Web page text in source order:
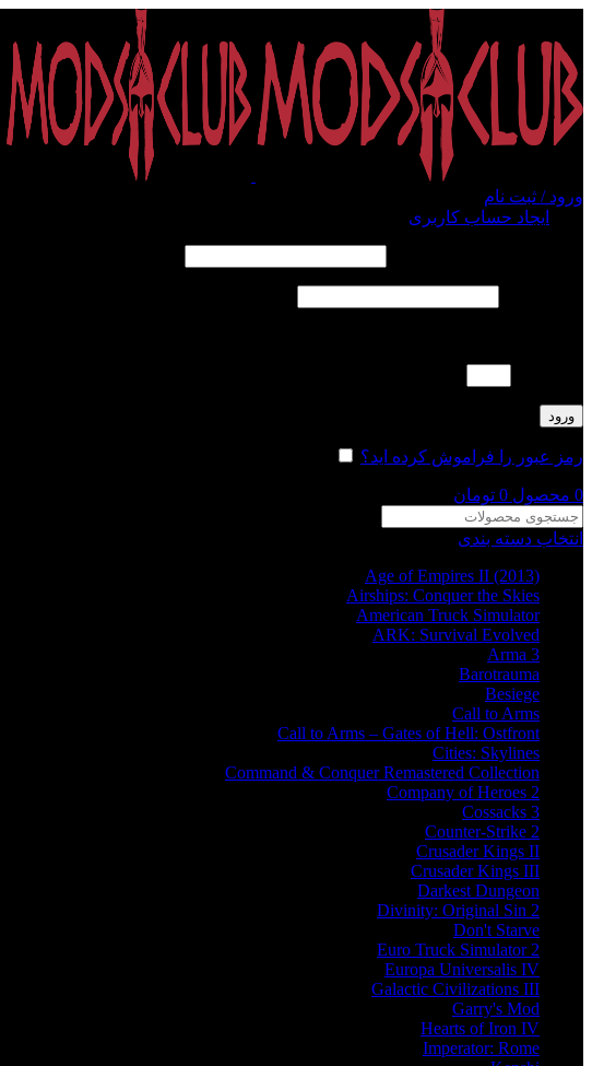
ورود / ثبت نام
ایجاد حساب کاربری
ورود
رمز عبور را فراموش کرده اید؟
0 محصول 0 تومان
انتخاب دسته بندی
Age of Empires II (2013)
Airships: Conquer the Skies
American Truck Simulator
ARK: Survival Evolved
Arma 3
Barotrauma
Besiege
Call to Arms
Call to Arms – Gates of Hell: Ostfront
Cities: Skylines
Command & Conquer Remastered Collection
Company of Heroes 2
Cossacks 3
Counter-Strike 2
Crusader Kings II
Crusader Kings III
Darkest Dungeon
Divinity: Original Sin 2
Don't Starve
Euro Truck Simulator 2
Europa Universalis IV
Galactic Civilizations III
Garry's Mod
Hearts of Iron IV
Imperator: Rome